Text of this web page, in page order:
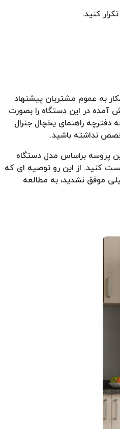
کنید.
به عموم مشتریان پیشنهاد
آمده در این دستگاه را بصورت
راهنمای یخچال جنرال
نداشته باشید.
پروسه براساس مدل دستگاه
کنید. از این رو توصیه ای که
موفق نشدید، به مطالعه